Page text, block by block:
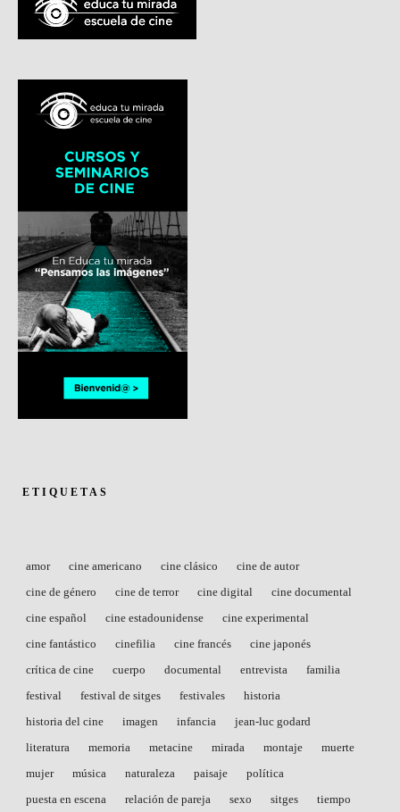
ETIQUETAS
amor cine americano cine clásico
cine de autor
cine de género
cine de terror cine digital
cine documental
cine español
cine estadounidense
cine experimental
cine fantástico
cinefilia cine francés
cine japonés
crítica de cine
cuerpo documental entrevista
familia
festival
festival de sitges festivales
historia
historia del cine
imagen infancia
jean-luc godard
literatura
memoria metacine mirada montaje
muerte
mujer
música naturaleza paisaje
política
puesta en escena
relación de pareja sexo sitges tiempo